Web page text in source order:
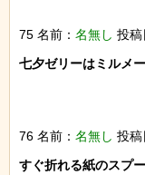
75 名前： 名無し 投
七夕ゼリーはミルメ
76 名前： 名無し 投
すぐ折れる紙のスプ